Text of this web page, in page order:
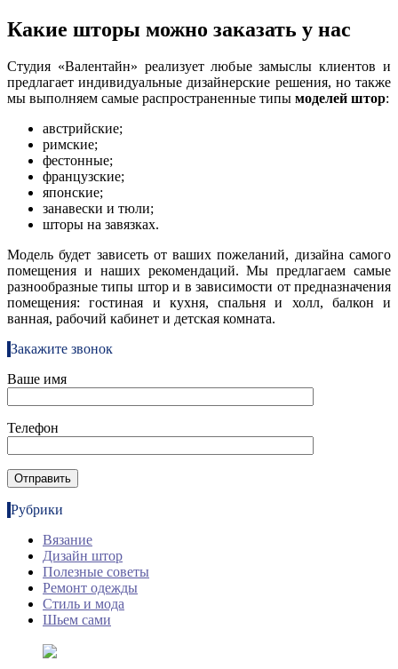
Какие шторы можно заказать у нас
Студия «Валентайн» реализует любые замыслы клиентов и
предлагает индивидуальные дизайнерские решения, но также
мы выполняем самые распространенные типы моделей штор:
австрийские;
римские;
фестонные;
французские;
японские;
занавески и тюли;
шторы на завязках.
Модель будет зависеть от ваших пожеланий, дизайна самого
помещения и наших рекомендаций. Мы предлагаем самые
разнообразные типы штор и в зависимости от предназначения
помещения: гостиная и кухня, спальня и холл, балкон и
ванная, рабочий кабинет и детская комната.
Закажите звонок
Ваше имя
Телефон
Рубрики
Вязание
Дизайн штор
Полезные советы
Ремонт одежды
Стиль и мода
Шьем сами